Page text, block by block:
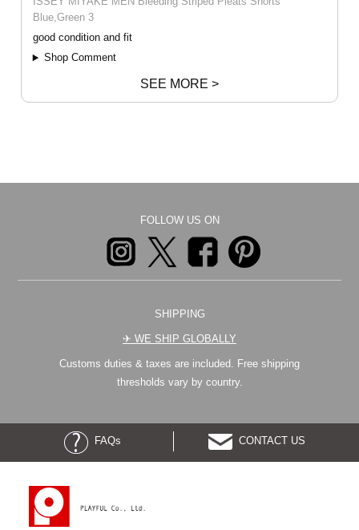
Blue,Green 3
good condition and fit
Shop Comment
SEE MORE >
FOLLOW US ON
SHIPPING
✈︎ WE SHIP GLOBALLY
Customs duties & taxes are included. Free shipping
thresholds vary by country.
FAQs CONTACT US